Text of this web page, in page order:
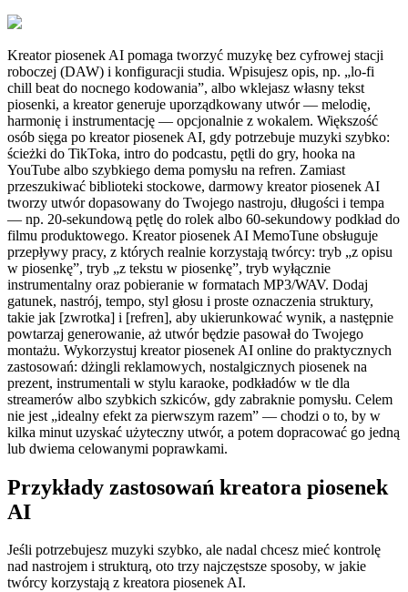
Kreator piosenek AI pomaga tworzyć muzykę bez cyfrowej stacji
roboczej (DAW) i konfiguracji studia. Wpisujesz opis, np. „lo-fi
chill beat do nocnego kodowania”, albo wklejasz własny tekst
piosenki, a kreator generuje uporządkowany utwór — melodię,
harmonię i instrumentację — opcjonalnie z wokalem. Większość
osób sięga po kreator piosenek AI, gdy potrzebuje muzyki szybko:
ścieżki do TikToka, intro do podcastu, pętli do gry, hooka na
YouTube albo szybkiego dema pomysłu na refren. Zamiast
przeszukiwać biblioteki stockowe, darmowy kreator piosenek AI
tworzy utwór dopasowany do Twojego nastroju, długości i tempa
— np. 20-sekundową pętlę do rolek albo 60-sekundowy podkład do
filmu produktowego. Kreator piosenek AI MemoTune obsługuje
przepływy pracy, z których realnie korzystają twórcy: tryb „z opisu
w piosenkę”, tryb „z tekstu w piosenkę”, tryb wyłącznie
instrumentalny oraz pobieranie w formatach MP3/WAV. Dodaj
gatunek, nastrój, tempo, styl głosu i proste oznaczenia struktury,
takie jak [zwrotka] i [refren], aby ukierunkować wynik, a następnie
powtarzaj generowanie, aż utwór będzie pasował do Twojego
montażu. Wykorzystuj kreator piosenek AI online do praktycznych
zastosowań: dżingli reklamowych, nostalgicznych piosenek na
prezent, instrumentali w stylu karaoke, podkładów w tle dla
streamerów albo szybkich szkiców, gdy zabraknie pomysłu. Celem
nie jest „idealny efekt za pierwszym razem” — chodzi o to, by w
kilka minut uzyskać użyteczny utwór, a potem dopracować go jedną
lub dwiema celowanymi poprawkami.
Przykłady zastosowań kreatora piosenek
AI
Jeśli potrzebujesz muzyki szybko, ale nadal chcesz mieć kontrolę
nad nastrojem i strukturą, oto trzy najczęstsze sposoby, w jakie
twórcy korzystają z kreatora piosenek AI.